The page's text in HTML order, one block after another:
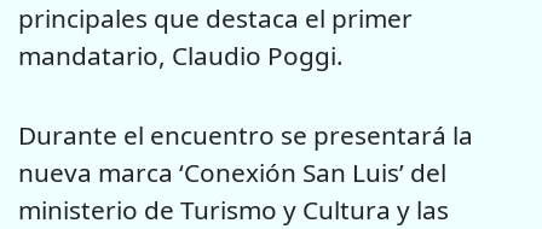
principales que destaca el primer
mandatario, Claudio Poggi.
Durante el encuentro se presentará la
nueva marca ‘Conexión San Luis’ del
ministerio de Turismo y Cultura y las